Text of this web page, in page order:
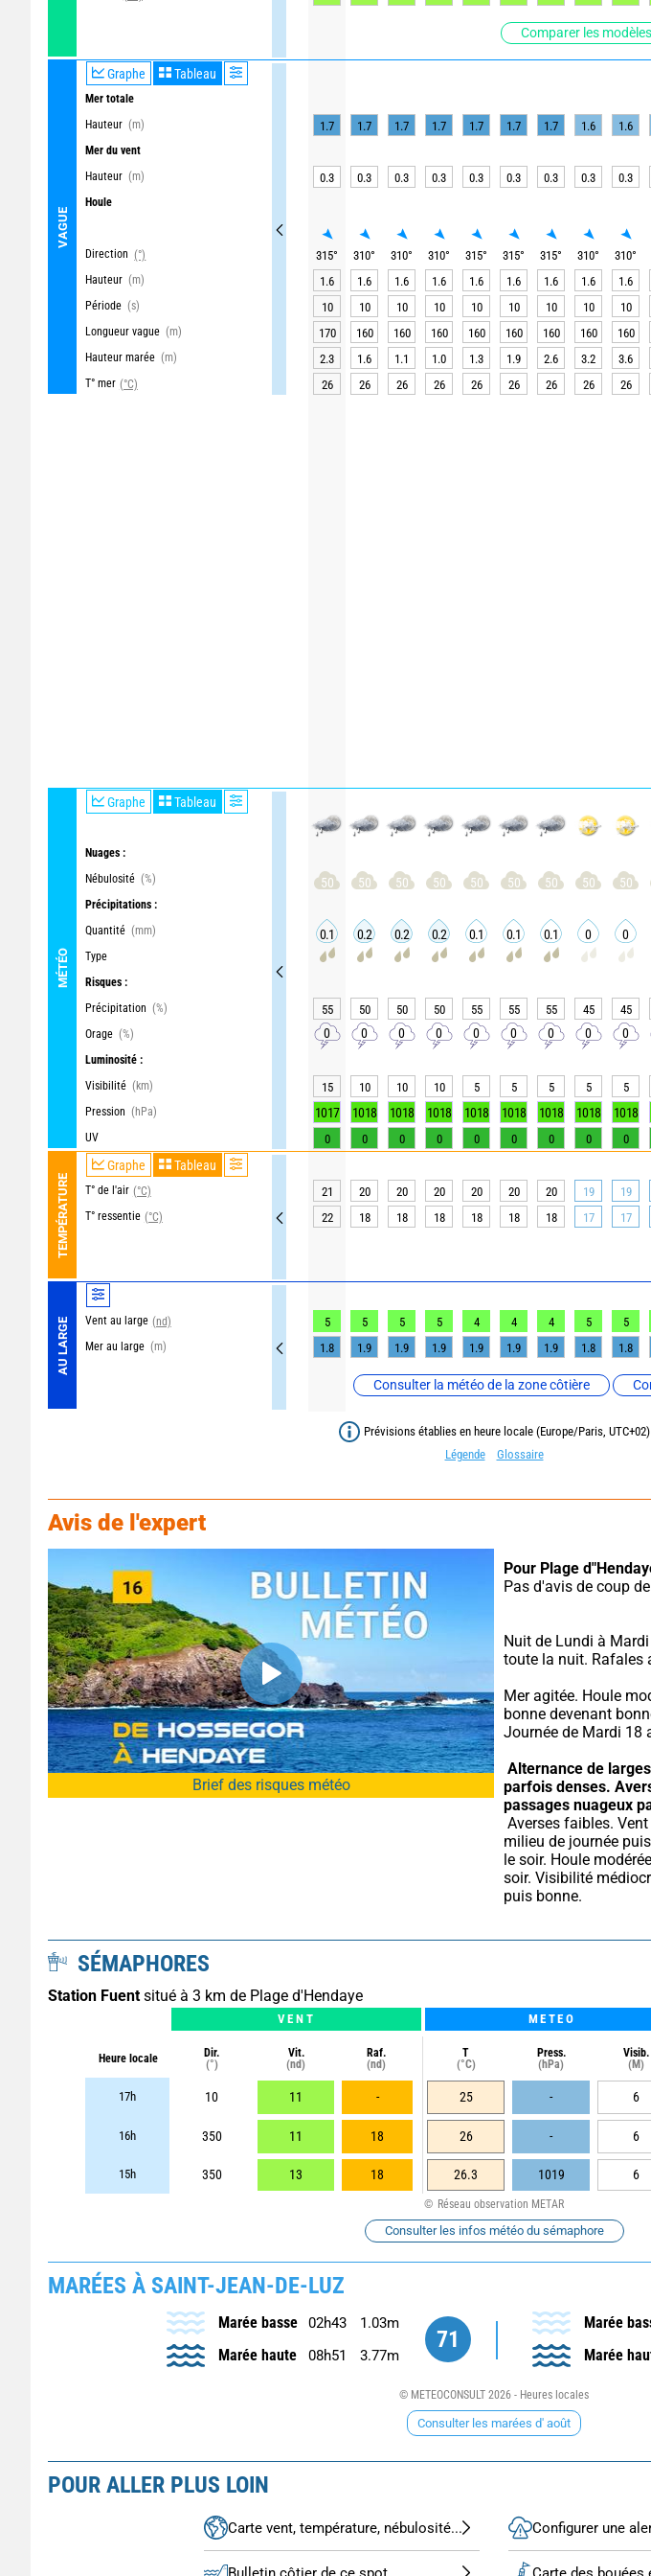
Comparer les
VAGUE
Graphe Tableau
Mer totale
Hauteur (m)
Mer du vent
Hauteur (m)
Houle
Direction (°)
Hauteur (m)
Période (s)
Longueur vague (m)
Hauteur marée (m)
T° mer (°C)
MÉTÉO
Graphe Tableau
Nuages :
Nébulosité (%)
Précipitations :
Quantité (mm)
Type
Risques :
Précipitation (%)
Orage (%)
Luminosité :
Visibilité (km)
Pression (hPa)
UV
TEMPÉRATURE
Graphe Tableau
T° de l'air (°C)
T° ressentie (°C)
AU LARGE Vent au large (nd)
Mer au large (m)
Consulter la météo de la zone côtière
1.7 1.7 1.7 1.7 1.7 1.7 1.7 1.6 1.6
0.3 0.3 0.3 0.3 0.3 0.3 0.3 0.3 0.3
315° 310° 310° 310° 315° 315° 315° 310° 310°
1.6
1.6 1.6 1.6 1.6 1.6 1.6 1.6 1.6
10
10 10 10 10 10 10 10 10
170
160 160 160 160 160 160 160 160
2.3
1.6 1.1 1.0 1.3 1.9 2.6 3.2 3.6
26
26 26 26 26 26 26 26 26
50 50 50 50 50 50 50 50 50
0.1 0.2 0.2 0.2 0.1 0.1 0.1 0 0
55 50 50 50 55 55 55 45 45
0 0 0 0 0 0 0 0 0
15 10 10 10 5 5 5 5 5
1017 1018 1018 1018 1018 1018 1018 1018 1018
0 0 0 0 0 0 0 0 0
21 20 20 20 20 20 20 19 19
22
18 18 18 18 18 18 17 17
5 5 5 5 4 4 4 5 5
1.8
1.9 1.9 1.9 1.9 1.9 1.9 1.8 1.8
Prévisions établies en heure locale (Europe/Paris, UTC+02)
Légende
Glossaire
Avis de l'expert
Brief des risques météo
Pour Plage
Pas d'avis de coup
Nuit de Lundi à
toute la nuit. Rafales
Mer agitée. Houle
bonne devenant
Journée de Mardi 18
Alternance de
parfois denses.
passages nuageux
milieu de journée
le soir. Houle
soir. Visibilité
puis bonne.
SÉMAPHORES
Station Fuent situé à 3 km de Plage d'Hendaye
VENT METEO
Heure locale
Dir.
(°)
Vit.
(nd)
Raf.
(nd)
T
(°C)
Press.
(hPa)
Visib.
(M)
17h 10 11 - 25 - 6
16h 350 11 18 26 - 6
15h 350 13 18 26.3 1019 6
Réseau observation METAR
Consulter les infos météo du sémaphore
MARÉES À SAINT-JEAN-DE-LUZ
71
Marée basse 02h43 1.03m
Marée haute 08h51 3.77m
Marée
Marée
© METEOCONSULT 2026 - Heures locales
Consulter les marées d' août
POUR ALLER PLUS LOIN
Carte vent, température, nébulosité... Configurer une